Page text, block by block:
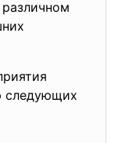
следующих